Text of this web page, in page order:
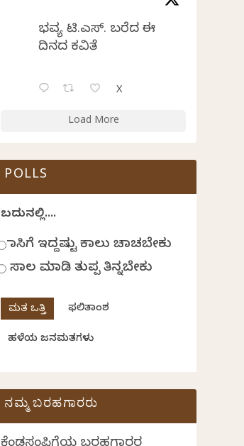
ಭವ್ಯ ಟಿ.ಎಸ್. ಬರೆದ ಈ
ದಿನದ ಕವಿತೆ
X
Load More
POLLS
ಬದುಕಿನಲ್ಲಿ....
ಹಾಸಿಗೆ ಇದ್ದಷ್ಟು ಕಾಲು ಚಾಚಬೇಕು
ಸಾಲ ಮಾಡಿ ತುಪ್ಪ ತಿನ್ನಬೇಕು
ಫಲಿತಾಂಶ
ಹಳೆಯ ಜನಮತಗಳು
ನಮ್ಮ ಬರಹಗಾರರು